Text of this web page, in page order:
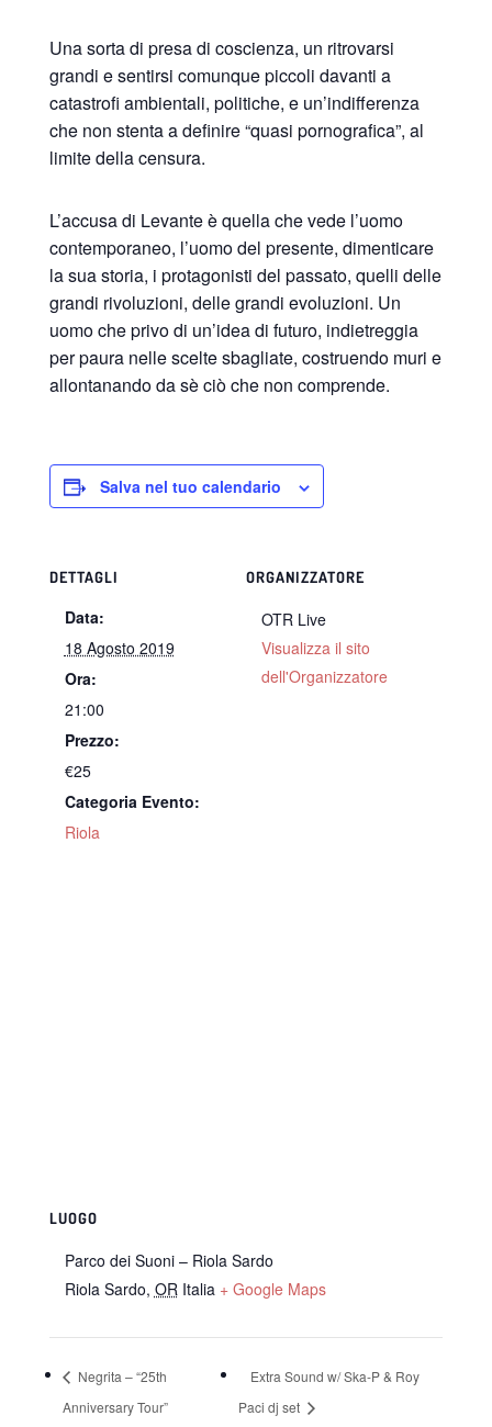
Una sorta di presa di coscienza, un ritrovarsi
grandi e sentirsi comunque piccoli davanti a
catastrofi ambientali, politiche, e un’indifferenza
che non stenta a definire “quasi pornografica”, al
limite della censura.
L’accusa di Levante è quella che vede l’uomo
contemporaneo, l’uomo del presente, dimenticare
la sua storia, i protagonisti del passato, quelli delle
grandi rivoluzioni, delle grandi evoluzioni. Un
uomo che privo di un’idea di futuro, indietreggia
per paura nelle scelte sbagliate, costruendo muri e
allontanando da sè ciò che non comprende.
Salva nel tuo calendario
DETTAGLI
Data:
18 Agosto 2019
Ora:
21:00
Prezzo:
€25
Categoria Evento:
Riola
ORGANIZZATORE
OTR Live
Visualizza il sito
dell'Organizzatore
LUOGO
Parco dei Suoni – Riola Sardo
Riola Sardo, OR Italia + Google Maps
Negrita – “25th
Anniversary Tour”
Extra Sound w/ Ska-P & Roy
Paci dj set